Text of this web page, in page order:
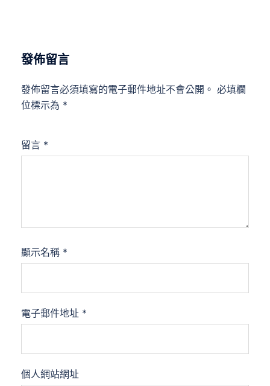
發佈留言
發佈留言必須填寫的電子郵件地址不會公開。 必填欄
位標示為 *
留言 *
顯示名稱 *
電子郵件地址 *
個人網站網址